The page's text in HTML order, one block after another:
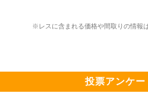
J1　3LDK　61.7m2
2階　4418万円　坪単価236万
※レスに含まれる価格や間取りの情報
投票アンケ